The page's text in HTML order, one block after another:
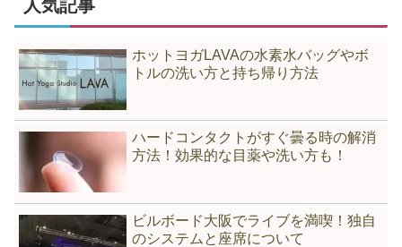
人気記事
ホットヨガLAVAの水素水バッグやボ
トルの洗い方と持ち帰り方法
ハードコンタクトがすぐ曇る時の解消
方法！効果的な目薬や洗い方も！
ビルボード大阪でライブを満喫！独自
のシステムと座席について